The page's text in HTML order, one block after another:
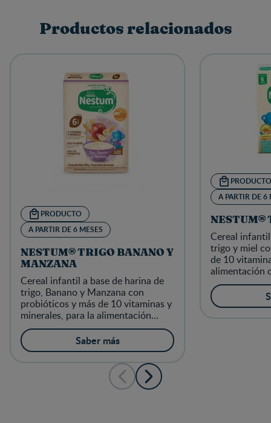
Productos relacionados
PRODUCTO
A PARTIR DE 6 MESES
NESTUM® TRIGO BANANO Y
MANZANA
Cereal infantil a base de harina de
trigo, Banano y Manzana con
probióticos y más de 10 vitaminas y
minerales, para la alimentación
complementaria de los niños a
partir de 6 mesesSaber más
PRODUCTO
A PARTIR DE 6
NESTUM®
Cereal
trigo y miel
de 10
alimentación
niños a partir